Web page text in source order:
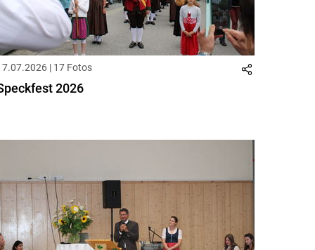
| 17 Fotos
2026